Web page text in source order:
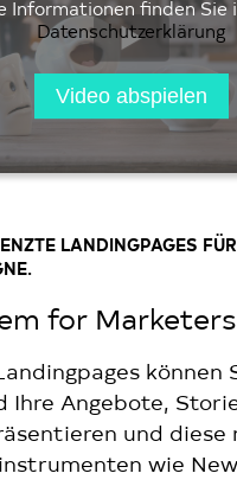
Informationen finden Sie
Datenschutzerklärung
Video abspielen
LANDINGPAGES
for Marketers
können
Ihre Angebote,
und diese
wie